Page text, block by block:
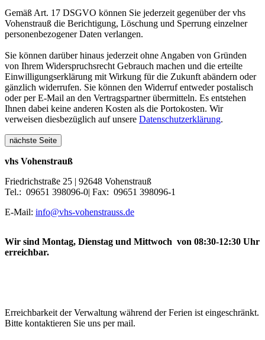
Gemäß Art. 17 DSGVO können Sie jederzeit gegenüber der vhs
Vohenstrauß die Berichtigung, Löschung und Sperrung einzelner
personenbezogener Daten verlangen.
Sie können darüber hinaus jederzeit ohne Angaben von Gründen
von Ihrem Widerspruchsrecht Gebrauch machen und die erteilte
Einwilligungserklärung mit Wirkung für die Zukunft abändern oder
gänzlich widerrufen. Sie können den Widerruf entweder postalisch
oder per E-Mail an den Vertragspartner übermitteln. Es entstehen
Ihnen dabei keine anderen Kosten als die Portokosten. Wir
verweisen diesbezüglich auf unsere Datenschutzerklärung.
nächste Seite
vhs Vohenstrauß
Friedrichstraße 25 | 92648 Vohenstrauß
Tel.: 09651 398096-0| Fax: 09651 398096-1
E-Mail: info@vhs-vohenstrauss.de
Wir sind Montag, Dienstag und Mittwoch von 08:30-12:30 Uhr
erreichbar.
Erreichbarkeit der Verwaltung während der Ferien ist eingeschränkt.
Bitte kontaktieren Sie uns per mail.